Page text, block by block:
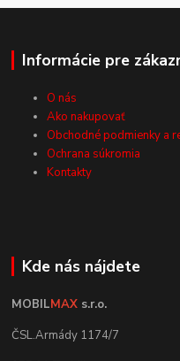
Informácie pre
O nás
Ako nakupovať
Obchodné podmienky a
Ochrana súkromia
Kontakty
Kde nás nájdete
MOBILMAX s.r.o.
ČSL.Armády 1174/7